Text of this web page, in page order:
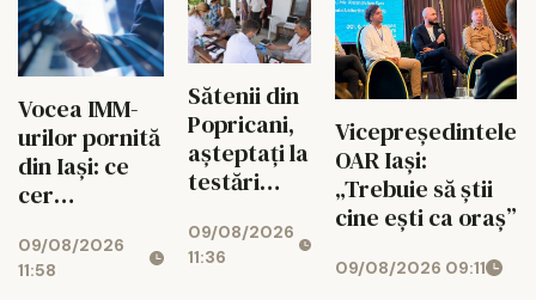
Vocea IMM-
urilor pornită
din Iași: ce
cer
de la noul
buget UE
09/08/2026
11:58
Sătenii din
Popricani,
așteptați la
testări
gratuite
09/08/2026
11:36
Vicepreședintele
OAR Iași:
„Trebuie să știi
cine ești ca oraș”
09/08/2026 09:11